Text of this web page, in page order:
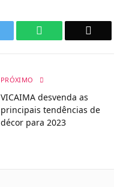
WhatsApp
PRÓXIMO
VICAIMA desvenda as
principais tendências de
décor para 2023